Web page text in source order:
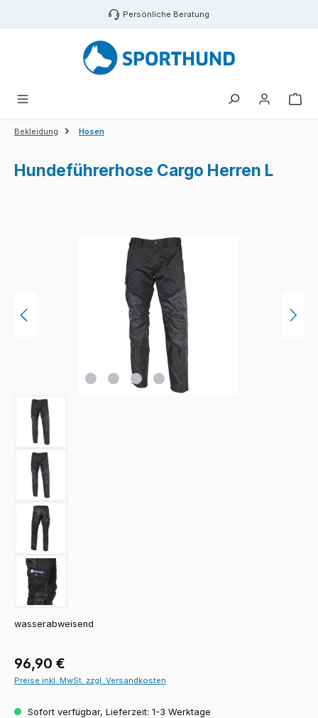
Zum Hauptinhalt springen Persönliche Beratung
Bekleidung Hosen
Hundeführerhose Cargo Herren L
Bildergalerie überspringen
wasserabweisend
Regulärer Preis:
96,90 €
Preise inkl. MwSt. zzgl. Versandkosten
Sofort verfügbar, Lieferzeit: 1-3 Werktage